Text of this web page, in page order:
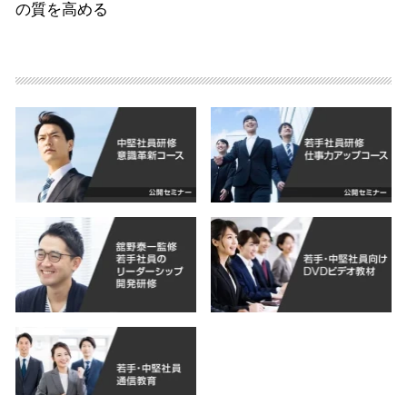
の質を高める